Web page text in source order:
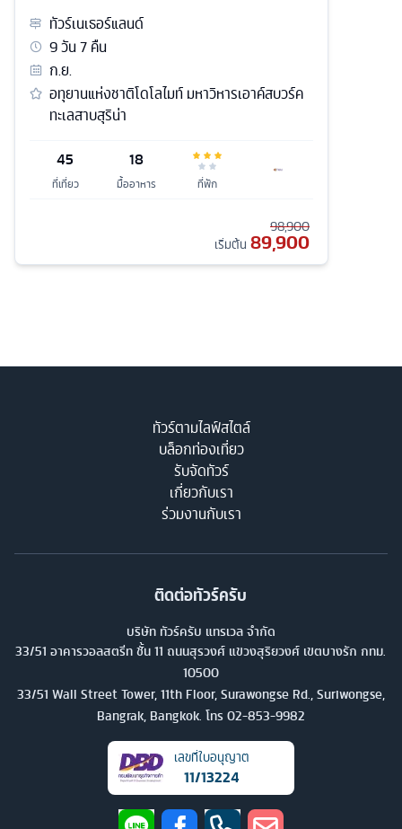
ทัวร์เนเธอร์แลนด์
9วัน7คืน
ก.ย.
อทุยานแห่งชาติโดโลไมท์ มหาวิหารเอาค์สบวร์ค
ทะเลสาบสุริน่า
45
ที่เที่ยว
18
มื้ออาหาร ที่พัก
98,900
เริ่มต้น 89,900
ทัวร์ตามไลฟ์สไตล์
บล็อกท่องเที่ยว
รับจัดทัวร์
เกี่ยวกับเรา
ร่วมงานกับเรา
ติดต่อทัวร์ครับ
บริษัท ทัวร์ครับ แทรเวล จำกัด
33/51 อาคารวอลสตรีท ชั้น 11 ถนนสุรวงศ์ แขวงสุริยวงศ์ เขตบางรัก กทม.
10500
33/51 Wall Street Tower, 11th Floor, Surawongse Rd., Suriwongse,
Bangrak, Bangkok. โทร 02-853-9982
เลขที่ใบอนุญาต
11/13224